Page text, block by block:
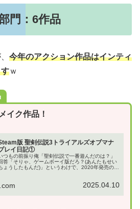
門：6作品
今年のアクション作品はインティ
ｗ
イク作品！
版 聖剣伝説3トライアルズオブマナ
レイ日記①
つもの前振り俺「聖剣伝説で一番遊んだのは？」
答「そりゃ、ゲームボーイ版だろ？(あんたもせい
ょうしたもんだ)」というわけで、2020年発売の
2025.04.10